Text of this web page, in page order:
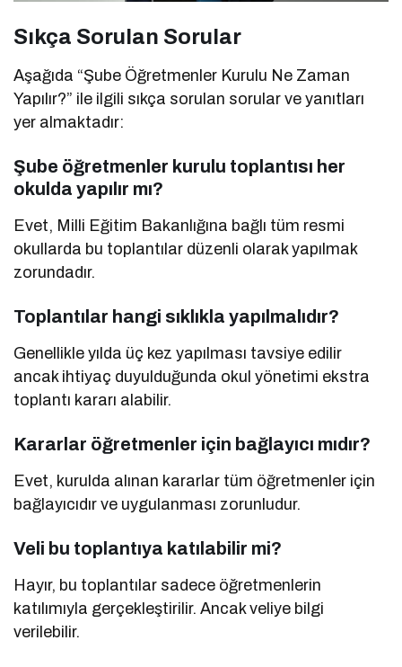
Sıkça Sorulan Sorular
Aşağıda “Şube Öğretmenler Kurulu Ne Zaman
Yapılır?” ile ilgili sıkça sorulan sorular ve yanıtları
yer almaktadır:
Şube öğretmenler kurulu toplantısı her
okulda yapılır mı?
Evet, Milli Eğitim Bakanlığına bağlı tüm resmi
okullarda bu toplantılar düzenli olarak yapılmak
zorundadır.
Toplantılar hangi sıklıkla yapılmalıdır?
Genellikle yılda üç kez yapılması tavsiye edilir
ancak ihtiyaç duyulduğunda okul yönetimi ekstra
toplantı kararı alabilir.
Kararlar öğretmenler için bağlayıcı mıdır?
Evet, kurulda alınan kararlar tüm öğretmenler için
bağlayıcıdır ve uygulanması zorunludur.
Veli bu toplantıya katılabilir mi?
Hayır, bu toplantılar sadece öğretmenlerin
katılımıyla gerçekleştirilir. Ancak veliye bilgi
verilebilir.